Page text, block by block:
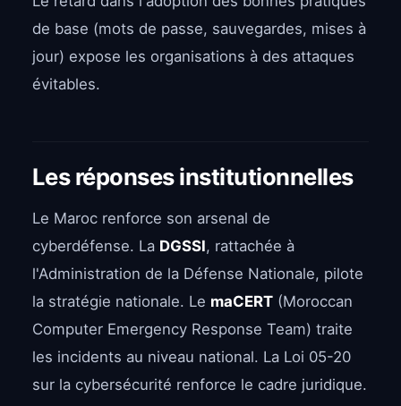
de base (mots de passe, sauvegardes, mises à
jour) expose les organisations à des attaques
évitables.
Les réponses institutionnelles
Le Maroc renforce son arsenal de
cyberdéfense. La DGSSI, rattachée à
l'Administration de la Défense Nationale, pilote
la stratégie nationale. Le maCERT (Moroccan
Computer Emergency Response Team) traite
les incidents au niveau national. La Loi 05-20
sur la cybersécurité renforce le cadre juridique.